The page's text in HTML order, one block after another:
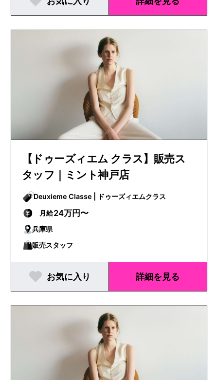
【ドゥーズィエム クラス】販売ス
タッフ｜ミント神戸店
Deuxieme Classe | ドゥーズィエムクラス
月給24万円〜
兵庫県
販売スタッフ
お気に入り 詳細を見る